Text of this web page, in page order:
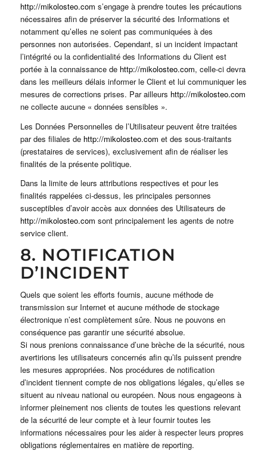
http://mikolosteo.com s’engage à prendre toutes les précautions
nécessaires afin de préserver la sécurité des Informations et
notamment qu’elles ne soient pas communiquées à des
personnes non autorisées. Cependant, si un incident impactant
l’intégrité ou la confidentialité des Informations du Client est
portée à la connaissance de http://mikolosteo.com, celle-ci devra
dans les meilleurs délais informer le Client et lui communiquer les
mesures de corrections prises. Par ailleurs http://mikolosteo.com
ne collecte aucune « données sensibles ».
Les Données Personnelles de l’Utilisateur peuvent être traitées
par des filiales de http://mikolosteo.com et des sous-traitants
(prestataires de services), exclusivement afin de réaliser les
finalités de la présente politique.
Dans la limite de leurs attributions respectives et pour les
finalités rappelées ci-dessus, les principales personnes
susceptibles d’avoir accès aux données des Utilisateurs de
http://mikolosteo.com sont principalement les agents de notre
service client.
8. NOTIFICATION
D’INCIDENT
Quels que soient les efforts fournis, aucune méthode de
transmission sur Internet et aucune méthode de stockage
électronique n’est complètement sûre. Nous ne pouvons en
conséquence pas garantir une sécurité absolue.
Si nous prenions connaissance d’une brèche de la sécurité, nous
avertirions les utilisateurs concernés afin qu’ils puissent prendre
les mesures appropriées. Nos procédures de notification
d’incident tiennent compte de nos obligations légales, qu’elles se
situent au niveau national ou européen. Nous nous engageons à
informer pleinement nos clients de toutes les questions relevant
de la sécurité de leur compte et à leur fournir toutes les
informations nécessaires pour les aider à respecter leurs propres
obligations réglementaires en matière de reporting.